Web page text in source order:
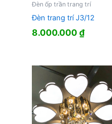
Đèn ốp trần trang trí
Đèn trang trí J3/12
8.000.000₫